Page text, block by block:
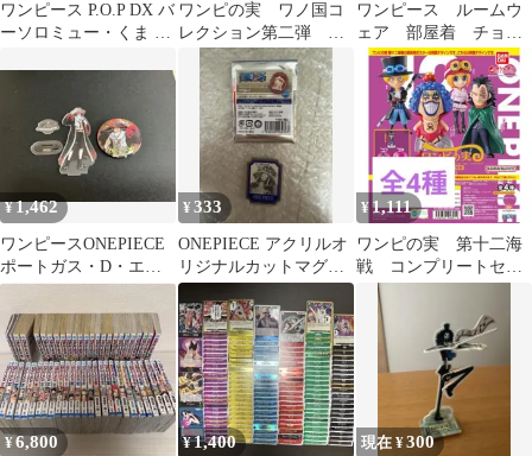
ワンピース P.O.P DX バ
ーソロミュー・くま 初
ワンピの実 ワノ国コ
レクション第二弾 コ
ンプリート フルコン
ワンピース ルームウ
ェア 部屋着 チョッ
パー ルフィ
¥1,462
ワンピースONEPIECE
ポートガス・D・エー
スアクリルスタンド&
缶バッジセット
¥333
ONEPIECE アクリルオ
リジナルカットマグネ
ット ブルック
¥1,111
ワンピの実 第十二海
戦 コンプリートセッ
ト フルコンプ
¥6,800 ¥1,400 現在 ¥300